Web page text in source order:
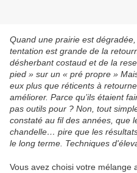
Quand une prairie est
tentation est grande de la
désherbant costaud et de la
pied » sur un « pré propre »
eux plus que réticents à
améliorer. Parce qu’ils étaient
pas outils pour ? Non, tout
constaté au fil des années, que
chandelle… pire que les
le long terme. Techniques
Vous avez choisi votre mélange